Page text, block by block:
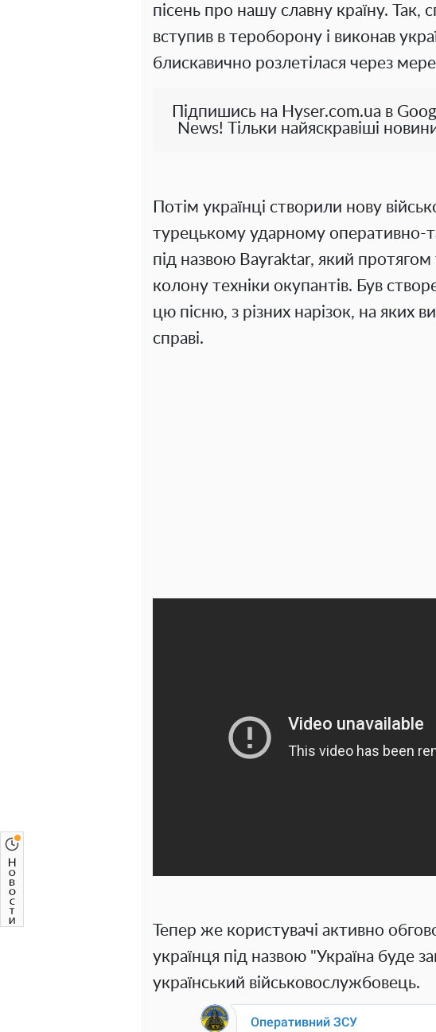
пісень про нашу славну країну. Так,
вступив в тероборону і виконав
блискавично розлетілася через
Підпишись на Hyser.com.ua в
News! Тільки найяскравіші
Потім українці створили нову
турецькому ударному оперативно-
під назвою Bayraktar, який
колону техніки окупантів. Був
цю пісню, з різних нарізок, на яких
справі.
Тепер же користувачі активно
українця під назвою "Україна буде
український військовослужбовець.